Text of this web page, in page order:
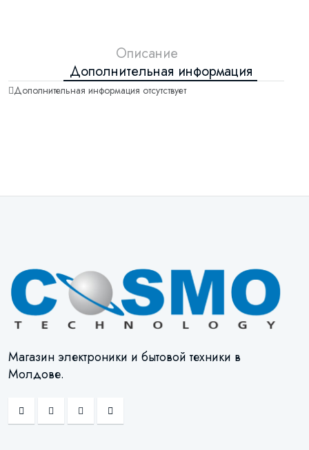
Описание
Дополнительная информация
Дополнительная информация отсутствует
Магазин электроники и бытовой техники в
Молдове.